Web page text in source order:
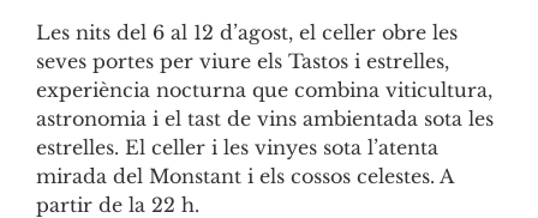
Les nits del 6 al 12 d’agost, el celler obre les
seves portes per viure els Tastos i estrelles,
experiència nocturna que combina viticultura,
astronomia i el tast de vins ambientada sota les
estrelles. El celler i les vinyes sota l’atenta
mirada del Monstant i els cossos celestes. A
partir de la 22 h.